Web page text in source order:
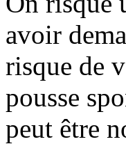
avoir
risque de
pousse
peut être